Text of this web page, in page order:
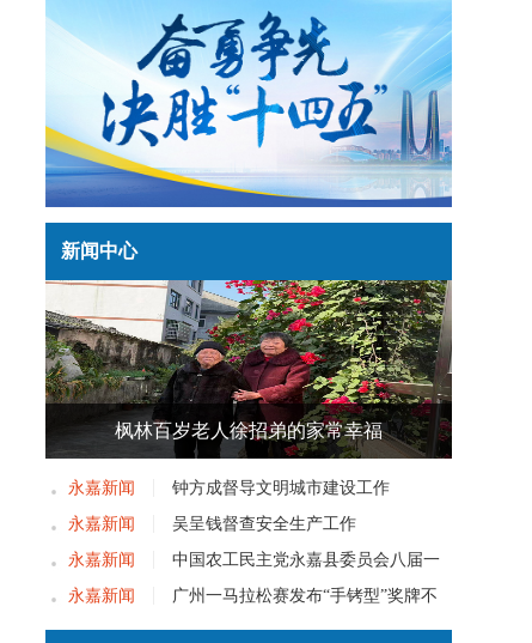
新闻中心
枫林百岁老人徐招弟的家常幸福
永嘉新闻
钟方成督导文明城市建设工作
永嘉新闻
吴呈钱督查安全生产工作
永嘉新闻
中国农工民主党永嘉县委员会八届一
次党员大会召开
永嘉新闻
广州一马拉松赛发布“手铐型”奖牌不
实——今日辟谣（2025年12月25日）